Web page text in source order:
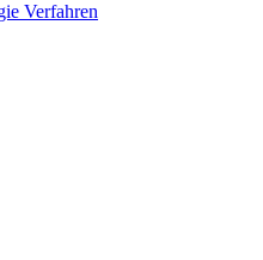
Verfahren